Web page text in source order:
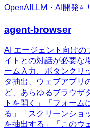
OpenAI LLM・AI開発⭐
agent-browser
AI エージェント向けの
イトとの対話が必要な
ーム入力、ボタンクリ
タ抽出、ウェブアプリ
ど、あらゆるブラウザ
トを開く」「フォーム
る」「スクリーンショ
を抽出する」「このウ